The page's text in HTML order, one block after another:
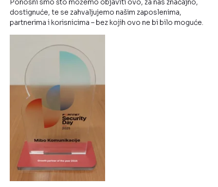
dostignuće, te se zahvaljujemo našim zaposlenima,
partnerima i korisnicima – bez kojih ovo ne bi bilo moguće.